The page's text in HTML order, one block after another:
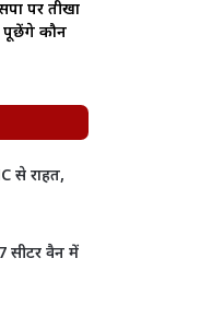
पर तीखा
पूछेंगे कौन
से राहत,
सीटर वैन में